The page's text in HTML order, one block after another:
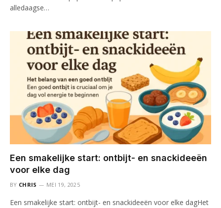
alledaagse…
Een smakelijke start: ontbijt- en snackideeën
voor elke dag
BY CHRIS MEI 19, 2025
Een smakelijke start: ontbijt- en snackideeën voor elke dagHet